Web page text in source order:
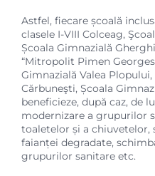
Astfel, fiecare școală
clasele I-VIII Colceag,
Școala Gimnazială
“Mitropolit Pimen
Gimnazială Valea
Cărbuneşti, Școala
beneficieze, după caz, de
modernizare a grupurilor
toaletelor și a chiuvetelor,
faianței degradate,
grupurilor sanitare etc.